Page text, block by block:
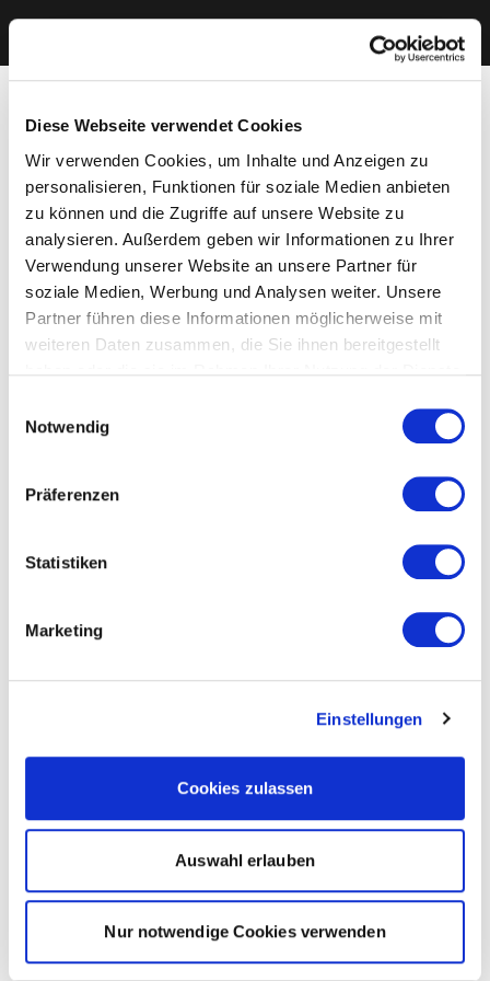
Diese Webseite verwendet Cookies
Wir verwenden Cookies, um Inhalte und Anzeigen zu
personalisieren, Funktionen für soziale Medien anbieten
zu können und die Zugriffe auf unsere Website zu
analysieren. Außerdem geben wir Informationen zu Ihrer
Verwendung unserer Website an unsere Partner für
soziale Medien, Werbung und Analysen weiter. Unsere
Partner führen diese Informationen möglicherweise mit
weiteren Daten zusammen, die Sie ihnen bereitgestellt
Cookies, wenn Sie unsere Webseite weiterhin nutzen.
Notwendig
Präferenzen
Statistiken
Marketing
Einstellungen
Cookies zulassen
Auswahl erlauben
Nur notwendige Cookies verwenden